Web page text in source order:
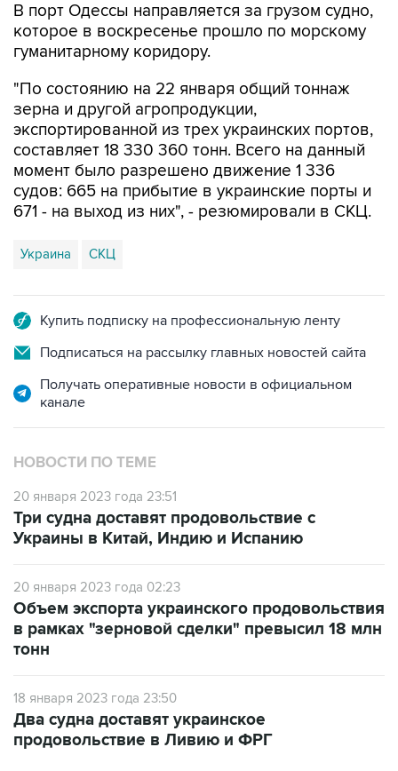
В порт Одессы направляется за грузом судно,
которое в воскресенье прошло по морскому
гуманитарному коридору.
"По состоянию на 22 января общий тоннаж
зерна и другой агропродукции,
экспортированной из трех украинских портов,
составляет 18 330 360 тонн. Всего на данный
момент было разрешено движение 1 336
судов: 665 на прибытие в украинские порты и
671 - на выход из них", - резюмировали в СКЦ.
Украина СКЦ
Купить подписку на профессиональную ленту
Подписаться на рассылку главных новостей сайта
Получать оперативные новости в официальном
канале
НОВОСТИ ПО ТЕМЕ
20 января 2023 года 23:51
Три судна доставят продовольствие с
Украины в Китай, Индию и Испанию
20 января 2023 года 02:23
Объем экспорта украинского продовольствия
в рамках "зерновой сделки" превысил 18 млн
тонн
18 января 2023 года 23:50
Два судна доставят украинское
продовольствие в Ливию и ФРГ